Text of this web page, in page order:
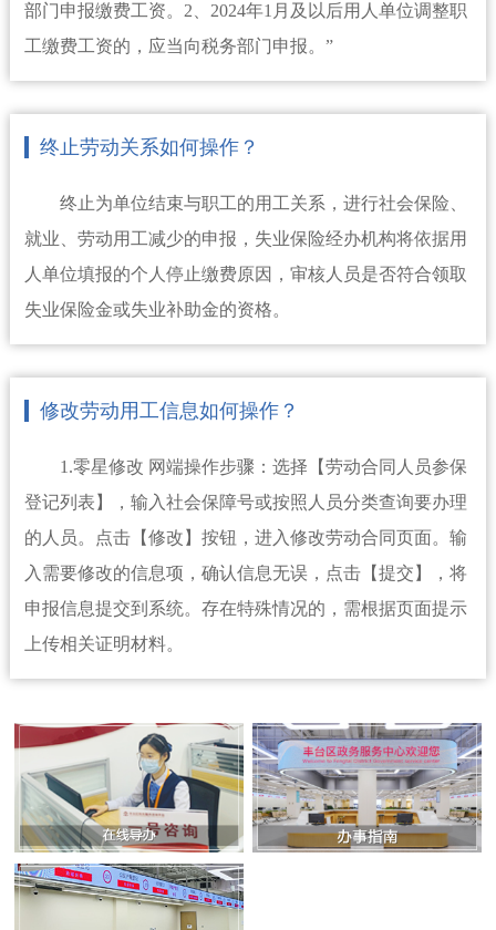
部门申报缴费工资。2、2024年1月及以后用人单位调整职
工缴费工资的，应当向税务部门申报。”
终止劳动关系如何操作？
终止为单位结束与职工的用工关系，进行社会保险、
就业、劳动用工减少的申报，失业保险经办机构将依据用
人单位填报的个人停止缴费原因，审核人员是否符合领取
失业保险金或失业补助金的资格。
修改劳动用工信息如何操作？
1.零星修改 网端操作步骤：选择【劳动合同人员参保
登记列表】，输入社会保障号或按照人员分类查询要办理
的人员。点击【修改】按钮，进入修改劳动合同页面。输
入需要修改的信息项，确认信息无误，点击【提交】，将
申报信息提交到系统。存在特殊情况的，需根据页面提示
上传相关证明材料。